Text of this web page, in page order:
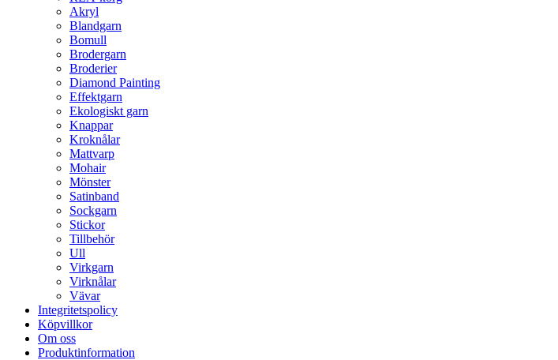
Akryl
Blandgarn
Bomull
Brodergarn
Broderier
Diamond Painting
Effektgarn
Ekologiskt garn
Knappar
Kroknålar
Mattvarp
Mohair
Mönster
Satinband
Sockgarn
Stickor
Tillbehör
Ull
Virkgarn
Virknålar
Vävar
Integritetspolicy
Köpvillkor
Om oss
Produktinformation